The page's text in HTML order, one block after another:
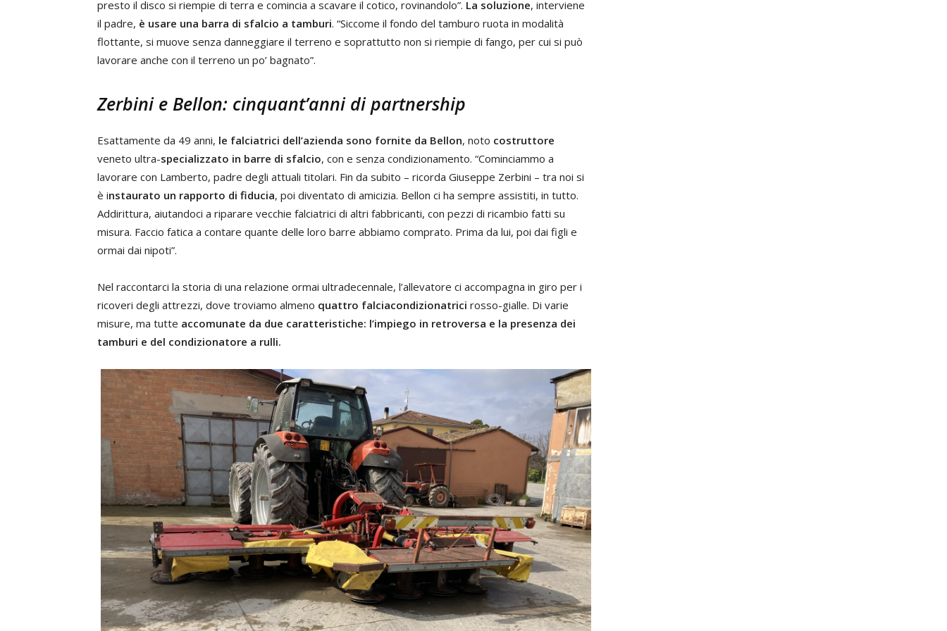
presto il disco si riempie di terra e comincia a scavare il cotico, rovinandolo”. La soluzione, interviene
il padre, è usare una barra di sfalcio a tamburi. “Siccome il fondo del tamburo ruota in modalità
flottante, si muove senza danneggiare il terreno e soprattutto non si riempie di fango, per cui si può
lavorare anche con il terreno un po’ bagnato”.
Zerbini e Bellon: cinquant’anni di partnership
Esattamente da 49 anni, le falciatrici dell’azienda sono fornite da Bellon, noto costruttore
veneto ultra-specializzato in barre di sfalcio, con e senza condizionamento. “Cominciammo a
lavorare con Lamberto, padre degli attuali titolari. Fin da subito – ricorda Giuseppe Zerbini – tra noi si
è instaurato un rapporto di fiducia, poi diventato di amicizia. Bellon ci ha sempre assistiti, in tutto.
Addirittura, aiutandoci a riparare vecchie falciatrici di altri fabbricanti, con pezzi di ricambio fatti su
misura. Faccio fatica a contare quante delle loro barre abbiamo comprato. Prima da lui, poi dai figli e
ormai dai nipoti”.
Nel raccontarci la storia di una relazione ormai ultradecennale, l’allevatore ci accompagna in giro per i
ricoveri degli attrezzi, dove troviamo almeno quattro falciacondizionatrici rosso-gialle. Di varie
misure, ma tutte accomunate da due caratteristiche: l’impiego in retroversa e la presenza dei
tamburi e del condizionatore a rulli.